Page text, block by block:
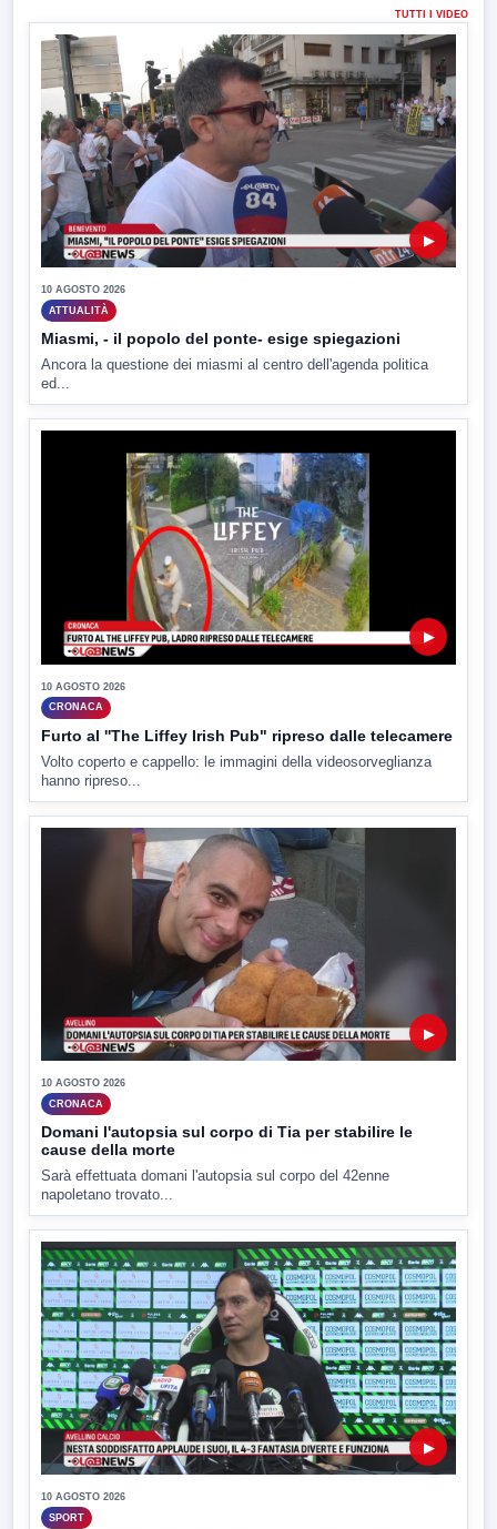
TUTTI I VIDEO
▶
10 AGOSTO 2026
ATTUALITÀ
Miasmi, - il popolo del ponte- esige spiegazioni
Ancora la questione dei miasmi al centro dell'agenda politica
ed...
▶
10 AGOSTO 2026
CRONACA
Furto al ''The Liffey Irish Pub" ripreso dalle telecamere
Volto coperto e cappello: le immagini della videosorveglianza
hanno ripreso...
▶
10 AGOSTO 2026
CRONACA
Domani l'autopsia sul corpo di Tia per stabilire le
cause della morte
Sarà effettuata domani l'autopsia sul corpo del 42enne
napoletano trovato...
▶
10 AGOSTO 2026
SPORT